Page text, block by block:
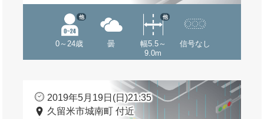
0～24歳
他
曇
幅5.5～
9.0m
他
信号なし
2019年5月19日(日)21:35
久留米市城南町 付近